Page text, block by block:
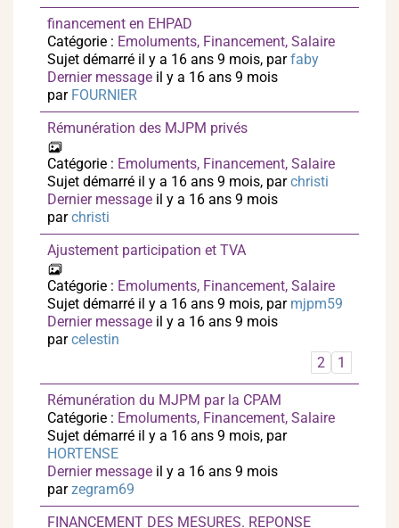
financement en EHPAD
Catégorie : Emoluments, Financement, Salaire
Sujet démarré il y a 16 ans 9 mois, parfaby
Dernier message il y a 16 ans 9 mois
par FOURNIER
Rémunération des MJPM privés
Catégorie : Emoluments, Financement, Salaire
Sujet démarré il y a 16 ans 9 mois, parchristi
Dernier message il y a 16 ans 9 mois
parchristi
Ajustement participation et TVA
Catégorie : Emoluments, Financement, Salaire
Sujet démarré il y a 16 ans 9 mois, par mjpm59
Dernier message il y a 16 ans 9 mois
parcelestin
1
2
Rémunération du MJPM par la CPAM
Catégorie : Emoluments, Financement, Salaire
Sujet démarré il y a 16 ans 9 mois, par
HORTENSE
Dernier message il y a 16 ans 9 mois
parzegram69
FINANCEMENT DES MESURES. REPONSE